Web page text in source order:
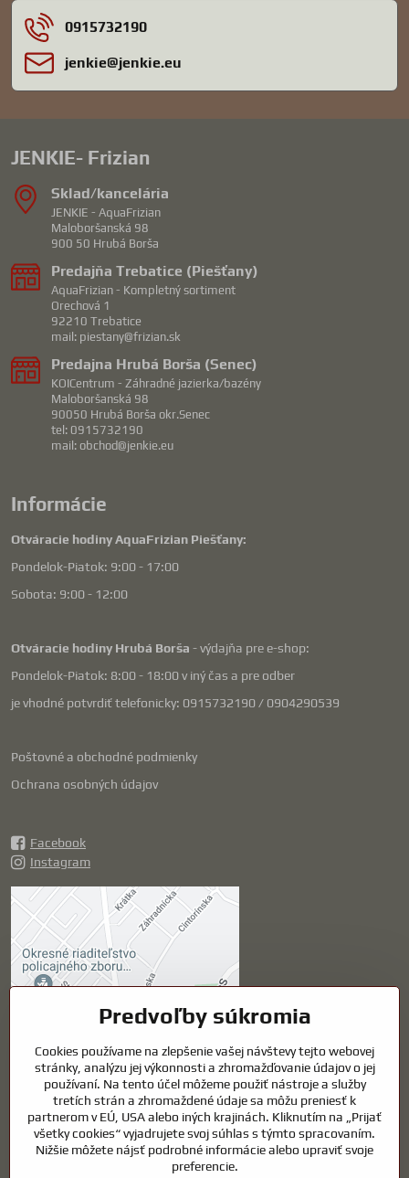
0915732190
jenkie​@jenkie​.eu
JENKIE- Frizian
Sklad/kancelária
JENKIE - AquaFrizian
Maloboršanská 98
900 50 Hrubá Borša
Predajňa Trebatice (Piešťany)
AquaFrizian - Kompletný sortiment
Orechová 1
92210 Trebatice
mail: piestany@frizian.sk
Predajna Hrubá Borša (Senec)
KOICentrum - Záhradné jazierka/bazény
Maloboršanská 98
90050 Hrubá Borša okr.Senec
tel: 0915732190
mail: obchod@jenkie.eu
Informácie
Otváracie hodiny AquaFrizian Piešťany:
Pondelok-Piatok: 9:00 - 17:00
Sobota: 9:00 - 12:00
Otváracie hodiny Hrubá Borša - výdajňa pre e-shop:
Pondelok-Piatok: 8:00 - 18:00 v iný čas a pre odber
je vhodné potvrdiť telefonicky: 0915732190 / 0904290539
Poštovné a obchodné podmienky
Ochrana osobných údajov
Facebook
Instagram
Externý obsah je
blokovaný Voľbami
súkromia
Prajete si načítať externý obsah?
Povoliť tentokrát
Povoliť a zapamätať -
súhlas s druhom cookie:
Funkčné
Otvoriť obsah v novom okne
Predvoľby súkromia
Cookies používame na zlepšenie vašej návštevy tejto webovej
stránky, analýzu jej výkonnosti a zhromažďovanie údajov o jej
používaní. Na tento účel môžeme použiť nástroje a služby
tretích strán a zhromaždené údaje sa môžu preniesť k
partnerom v EÚ, USA alebo iných krajinách. Kliknutím na „Prijať
všetky cookies“ vyjadrujete svoj súhlas s týmto spracovaním.
Nižšie môžete nájsť podrobné informácie alebo upraviť svoje
preferencie.